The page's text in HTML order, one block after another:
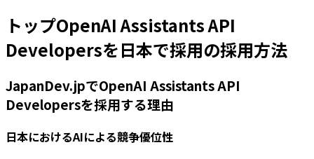
トップOpenAI Assistants API
Developersを日本で採用の採用方法
JapanDev.jpでOpenAI Assistants API
Developersを採用する理由
日本におけるAIによる競争優位性